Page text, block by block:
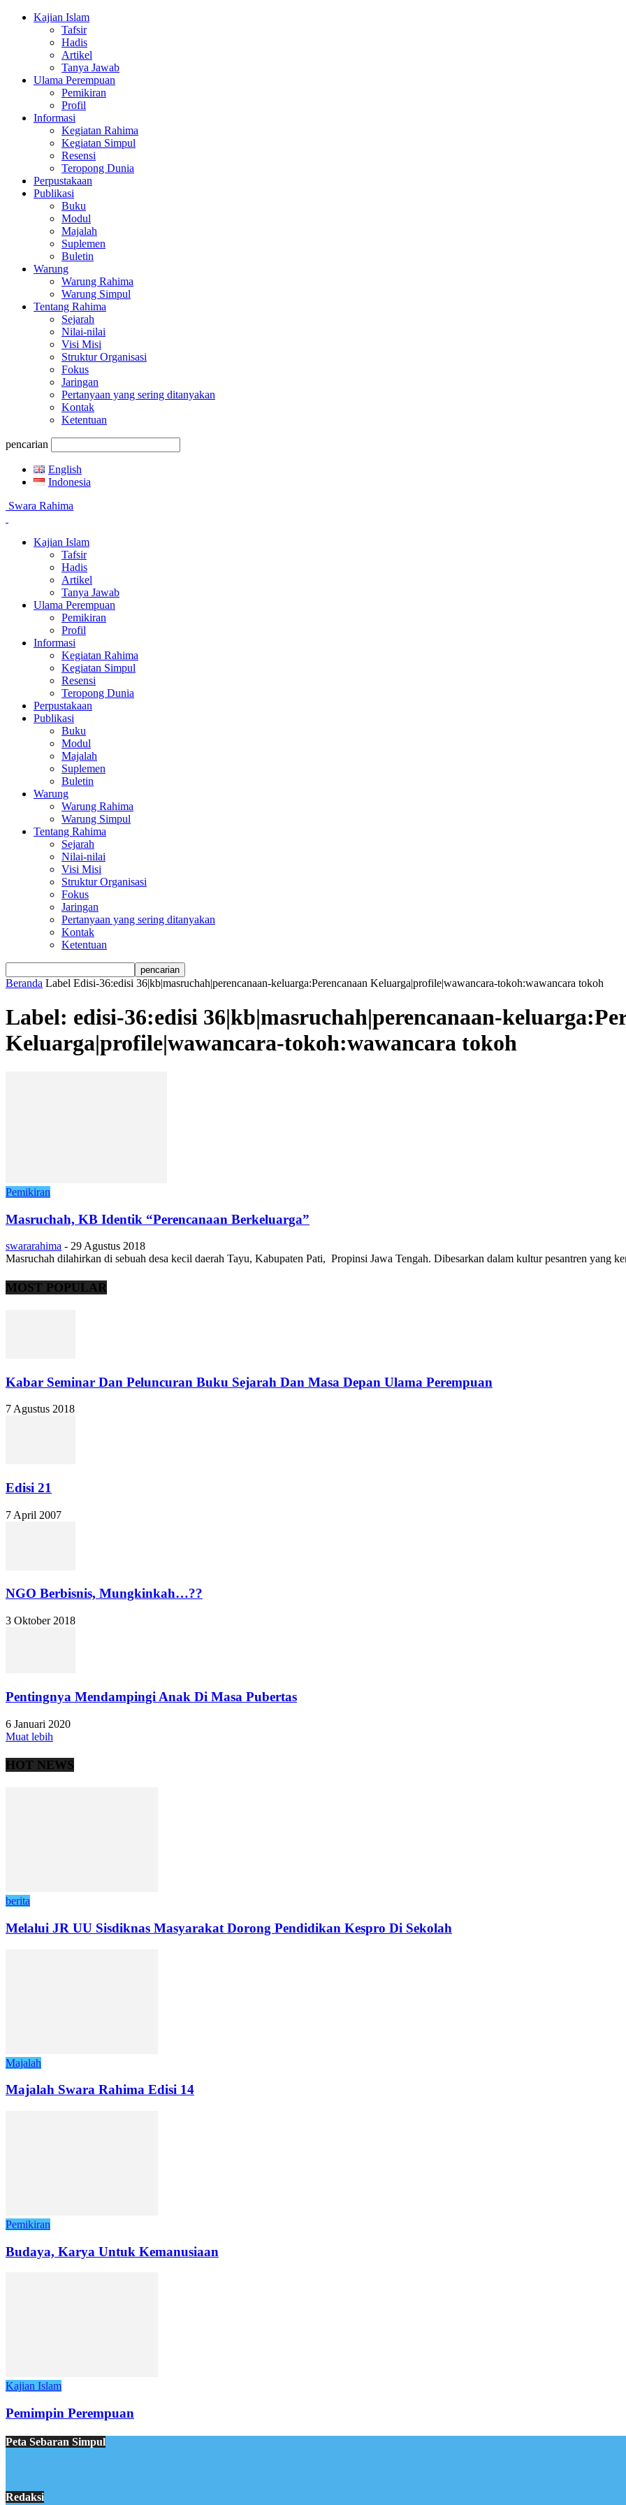
Kajian Islam
Tafsir
Hadis
Artikel
Tanya Jawab
Ulama Perempuan
Pemikiran
Profil
Informasi
Kegiatan Rahima
Kegiatan Simpul
Resensi
Teropong Dunia
Perpustakaan
Publikasi
Buku
Modul
Majalah
Suplemen
Buletin
Warung
Warung Rahima
Warung Simpul
Tentang Rahima
Sejarah
Nilai-nilai
Visi Misi
Struktur Organisasi
Fokus
Jaringan
Pertanyaan yang sering ditanyakan
Kontak
Ketentuan
pencarian
English
Indonesia
Swara Rahima
Kajian Islam
Tafsir
Hadis
Artikel
Tanya Jawab
Ulama Perempuan
Pemikiran
Profil
Informasi
Kegiatan Rahima
Kegiatan Simpul
Resensi
Teropong Dunia
Perpustakaan
Publikasi
Buku
Modul
Majalah
Suplemen
Buletin
Warung
Warung Rahima
Warung Simpul
Tentang Rahima
Sejarah
Nilai-nilai
Visi Misi
Struktur Organisasi
Fokus
Jaringan
Pertanyaan yang sering ditanyakan
Kontak
Ketentuan
Beranda Label Edisi-36:edisi 36|kb|masruchah|perencanaan-keluarga:Perencanaan Keluarga|profile|wawancara-tokoh:wawancara tokoh
Label: edisi-36:edisi 36|kb|masruchah|perencanaan-
Keluarga|profile|wawancara-tokoh:wawancara tokoh
Pemikiran
Masruchah, KB Identik “Perencanaan Berkeluarga”
swararahima - 29 Agustus 2018
Masruchah dilahirkan di sebuah desa kecil daerah Tayu, Kabupaten Pati, Propinsi Jawa Tengah. Dibesarkan dalam kultur pesantren yang
MOST POPULAR
Kabar Seminar Dan Peluncuran Buku Sejarah Dan Masa Depan Ulama Perempuan
7 Agustus 2018
Edisi 21
7 April 2007
NGO Berbisnis, Mungkinkah…??
3 Oktober 2018
Pentingnya Mendampingi Anak Di Masa Pubertas
6 Januari 2020
Muat lebih
HOT NEWS
berita
Melalui JR UU Sisdiknas Masyarakat Dorong Pendidikan Kespro Di Sekolah
Majalah
Majalah Swara Rahima Edisi 14
Pemikiran
Budaya, Karya Untuk Kemanusiaan
Kajian Islam
Pemimpin Perempuan
Peta Sebaran Simpul
Redaksi